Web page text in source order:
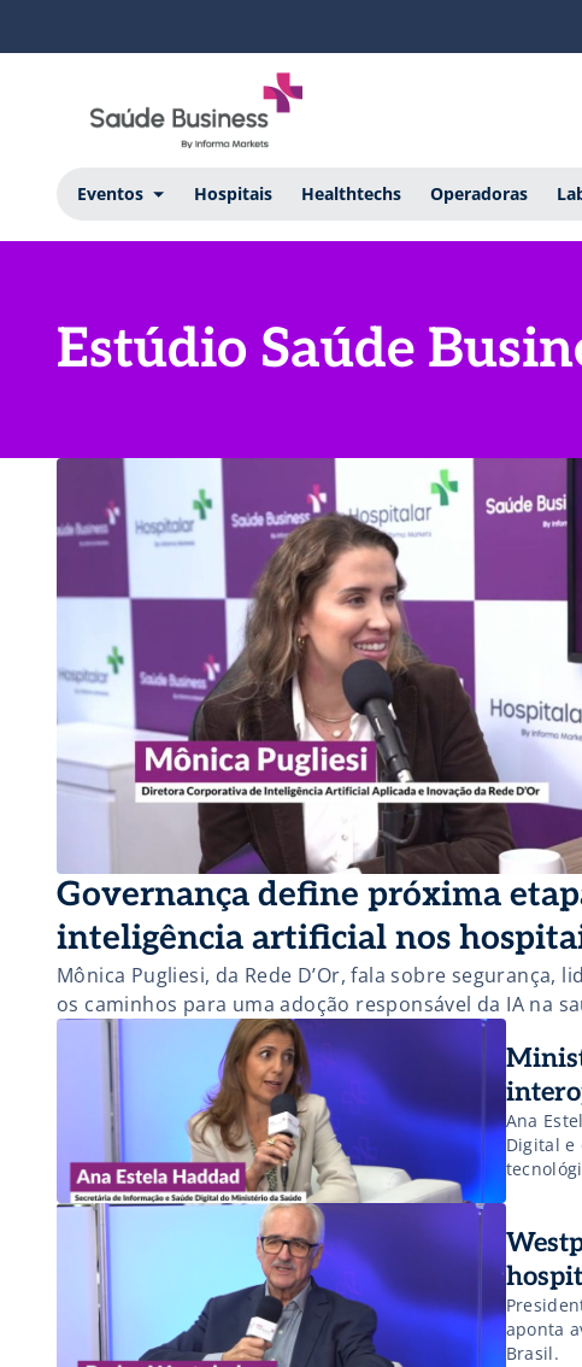
Eventos Hospitais Healthtechs Operadoras
Estúdio Saúde
Governança define próxima
inteligência artificial nos
Mônica Pugliesi, da Rede D’Or, fala sobre segurança,
os caminhos para uma adoção responsável da IA na
Ana
Digital e
aponta
Brasil.